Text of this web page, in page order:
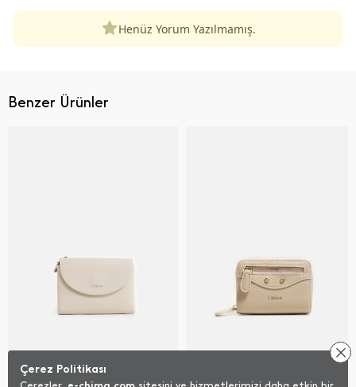
Henüz Yorum Yazılmamış.
Benzer Ürünler
Çerez Politikası